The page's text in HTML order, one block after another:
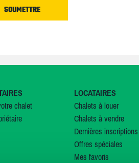
chalet
LOCATAIRES
Chalets à louer
Chalets à vendre
Dernières inscriptions
Offres spéciales
Mes favoris